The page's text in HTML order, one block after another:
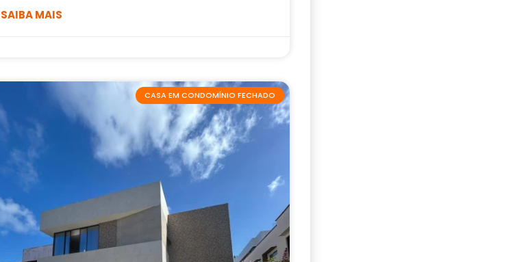
SAIBA MAIS
CASA EM CONDOMÍNIO FECHADO